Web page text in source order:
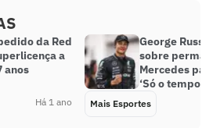
da Red
a
anos
Há 1 ano
George
sobre
Mercedes
‘Só o tempo
Mais Esportes